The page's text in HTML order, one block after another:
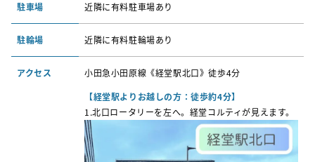
駐車場 近隣に有料駐車場あり
駐輪場 近隣に有料駐輪場あり
アクセス
小田急小田原線《経堂駅北口》徒歩4分
【経堂駅よりお越しの方：徒歩約4分】
1 .北口ロータリーを左へ。経堂コルティが見えます。